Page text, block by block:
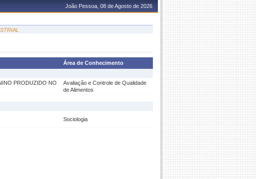
João Pessoa, 08 de Agosto de 2026
Área de Conhecimento
PRODUZIDO NO
Avaliação e Controle de Qualidade
de Alimentos
Sociologia